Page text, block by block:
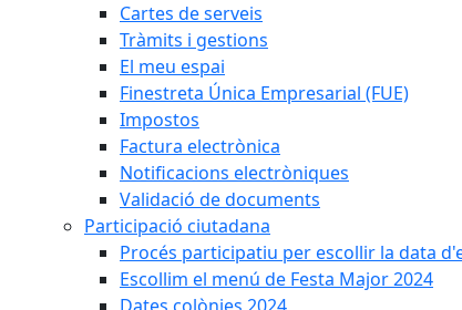
Cartes de serveis
Tràmits i gestions
El meu espai
Finestreta Única Empresarial (FUE)
Impostos
Factura electrònica
Notificacions electròniques
Validació de documents
Participació ciutadana
Procés participatiu per escollir la data
Escollim el menú de Festa Major 2024